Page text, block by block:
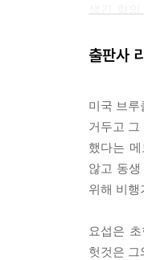
재현하는
개인과
서사의
것이다.
--- p.254-
요섭은 두
장실의
떠 있다.
는데 갑
그리고
대로 눌
었다가 다
출판사
미국 브
거두고 그
했다는
않고 동
위해 비행
요섭은
헛것은 그